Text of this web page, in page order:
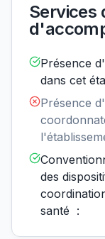
Services
Présence
dans cet
Présence
des
santé :